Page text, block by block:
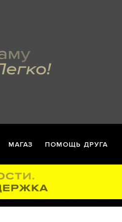
МАГАЗ ПОМОЩЬ ДРУГА